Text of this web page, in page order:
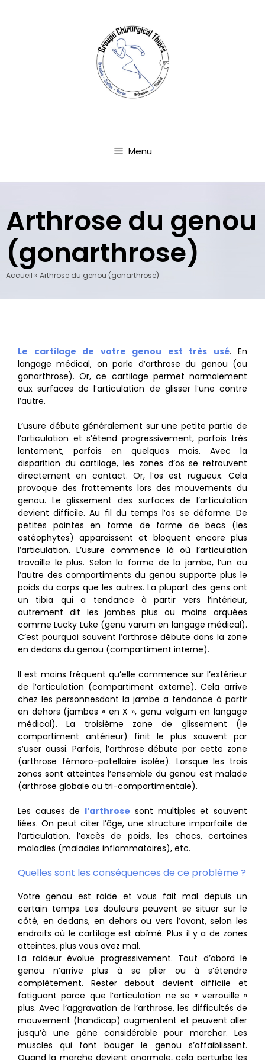
Menu
Arthrose du genou
(gonarthrose)
Accueil » Arthrose du genou (gonarthrose)
Le cartilage de votre genou est très usé. En
langage médical, on parle d’arthrose du genou (ou
gonarthrose). Or, ce cartilage permet normalement
aux surfaces de l’articulation de glisser l’une contre
l’autre.
L’usure débute généralement sur une petite partie de
l’articulation et s’étend progressivement, parfois très
lentement, parfois en quelques mois. Avec la
disparition du cartilage, les zones d’os se retrouvent
directement en contact. Or, l’os est rugueux. Cela
provoque des frottements lors des mouvements du
genou. Le glissement des surfaces de l’articulation
devient difficile. Au fil du temps l’os se déforme. De
petites pointes en forme de forme de becs (les
ostéophytes) apparaissent et bloquent encore plus
l’articulation. L’usure commence là où l’articulation
travaille le plus. Selon la forme de la jambe, l’un ou
l’autre des compartiments du genou supporte plus le
poids du corps que les autres. La plupart des gens ont
un tibia qui a tendance à partir vers l’intérieur,
autrement dit les jambes plus ou moins arquées
comme Lucky Luke (genu varum en langage médical).
C’est pourquoi souvent l’arthrose débute dans la zone
en dedans du genou (compartiment interne).
Il est moins fréquent qu’elle commence sur l’extérieur
de l’articulation (compartiment externe). Cela arrive
chez les personnesdont la jambe a tendance à partir
en dehors (jambes « en X », genu valgum en langage
médical). La troisième zone de glissement (le
compartiment antérieur) finit le plus souvent par
s’user aussi. Parfois, l’arthrose débute par cette zone
(arthrose fémoro-patellaire isolée). Lorsque les trois
zones sont atteintes l’ensemble du genou est malade
(arthrose globale ou tri-compartimentale).
Les causes de l’arthrose sont multiples et souvent
liées. On peut citer l’âge, une structure imparfaite de
l’articulation, l’excès de poids, les chocs, certaines
maladies (maladies inflammatoires), etc.
Quelles sont les conséquences de ce problème ?
Votre genou est raide et vous fait mal depuis un
certain temps. Les douleurs peuvent se situer sur le
côté, en dedans, en dehors ou vers l’avant, selon les
endroits où le cartilage est abîmé. Plus il y a de zones
atteintes, plus vous avez mal.
La raideur évolue progressivement. Tout d’abord le
genou n’arrive plus à se plier ou à s’étendre
complètement. Rester debout devient difficile et
fatiguant parce que l’articulation ne se « verrouille »
plus. Avec l’aggravation de l’arthrose, les difficultés de
mouvement (handicap) augmentent et peuvent aller
jusqu’à une gêne considérable pour marcher. Les
muscles qui font bouger le genou s’affaiblissent.
Quand la marche devient anormale, cela perturbe les